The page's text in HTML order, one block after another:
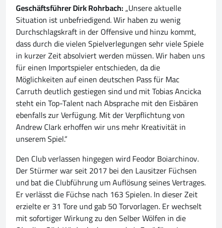
Geschäftsführer Dirk Rohrbach:„Unsere aktuelle
Situation ist unbefriedigend. Wir haben zu wenig
Durchschlagskraft in der Offensive und hinzu kommt,
dass durch die vielen Spielverlegungen sehr viele Spiele
in kurzer Zeit absolviert werden müssen. Wir haben uns
für einen Importspieler entschieden, da die
Möglichkeiten auf einen deutschen Pass für Mac
Carruth deutlich gestiegen sind und mit Tobias Ancicka
steht ein Top-Talent nach Absprache mit den Eisbären
ebenfalls zur Verfügung. Mit der Verpflichtung von
Andrew Clark erhoffen wir uns mehr Kreativität in
unserem Spiel.“
Den Club verlassen hingegen wird Feodor Boiarchinov.
Der Stürmer war seit 2017 bei den Lausitzer Füchsen
und bat die Clubführung um Auflösung seines Vertrages.
Er verlässt die Füchse nach 163 Spielen. In dieser Zeit
erzielte er 31 Tore und gab 50 Torvorlagen. Er wechselt
mit sofortiger Wirkung zu den Selber Wölfen in die